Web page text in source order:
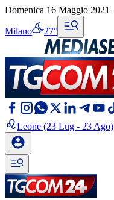
Domenica 16 Maggio 2021
Milano 27°
Leone (23 Lug - 23 Ago)